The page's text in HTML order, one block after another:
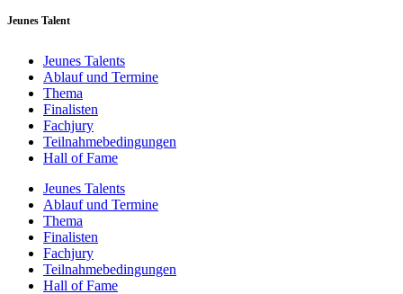
Jeunes Talent
Jeunes Talents
Ablauf und Termine
Thema
Finalisten
Fachjury
Teilnahmebedingungen
Hall of Fame
Jeunes Talents
Ablauf und Termine
Thema
Finalisten
Fachjury
Teilnahmebedingungen
Hall of Fame